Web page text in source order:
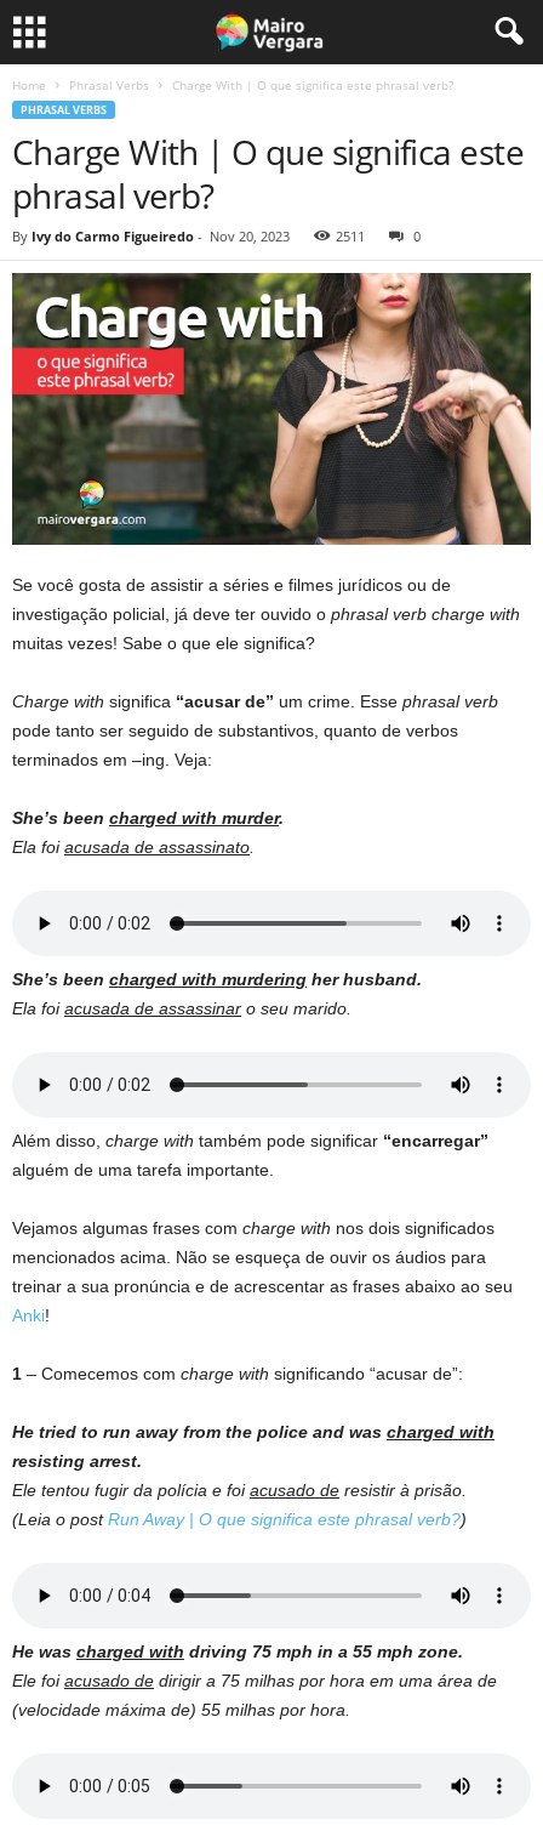
Home Phrasal Verbs Charge With | O que significa este phrasal verb?
PHRASAL VERBS
Charge With | O que significa este
phrasal verb?
By Ivy do Carmo Figueiredo - Nov 20, 2023 2511 0
Se você gosta de assistir a séries e filmes jurídicos ou de
investigação policial, já deve ter ouvido o phrasal verb charge with
muitas vezes! Sabe o que ele significa?
Charge with significa “acusar de” um crime. Esse phrasal verb
pode tanto ser seguido de substantivos, quanto de verbos
terminados em –ing. Veja:
She’s been charged with murder.
Ela foiacusada de assassinato
She’s been charged with murdering her husband.
Ela foiacusada de assassinar o seu marido.
Além disso, charge with também pode significar “encarregar”
alguém de uma tarefa importante.
Vejamos algumas frases com charge with nos dois significados
mencionados acima. Não se esqueça de ouvir os áudios para
treinar a sua pronúncia e de acrescentar as frases abaixo ao seu
Anki!
1 – Comecemos com charge with significando “acusar de”:
He tried to run away from the police and was charged with
resisting arrest.
Ele tentou fugir da polícia e foiacusado de resistir à prisão.
(Leia o postRun Away | O que significa este phrasal verb?)
He was charged with driving 75 mph in a 55 mph zone.
Ele foiacusado de dirigir a 75 milhas por hora em uma área de
(velocidade máxima de) 55 milhas por hora.